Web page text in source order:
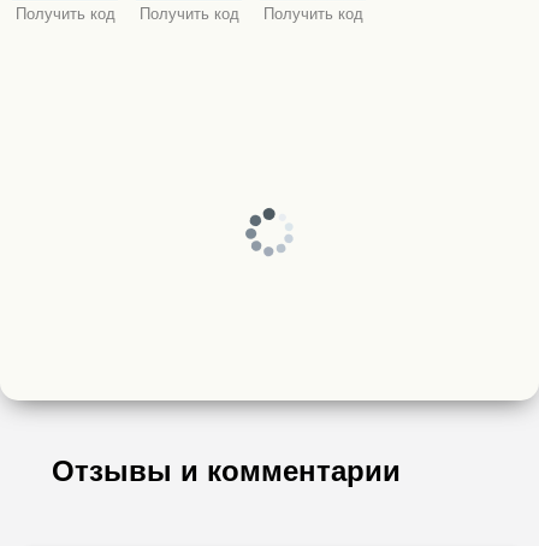
Получить код Получить код Получить код
Отзывы и комментарии